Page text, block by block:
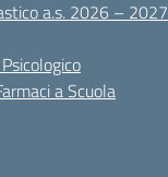
a.s. 2026 – 2027
a Scuola